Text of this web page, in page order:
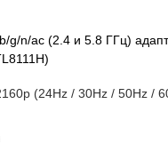
g/n/ac (2.4 и 5.8 ГГц)
(24Hz / 30Hz / 50Hz /